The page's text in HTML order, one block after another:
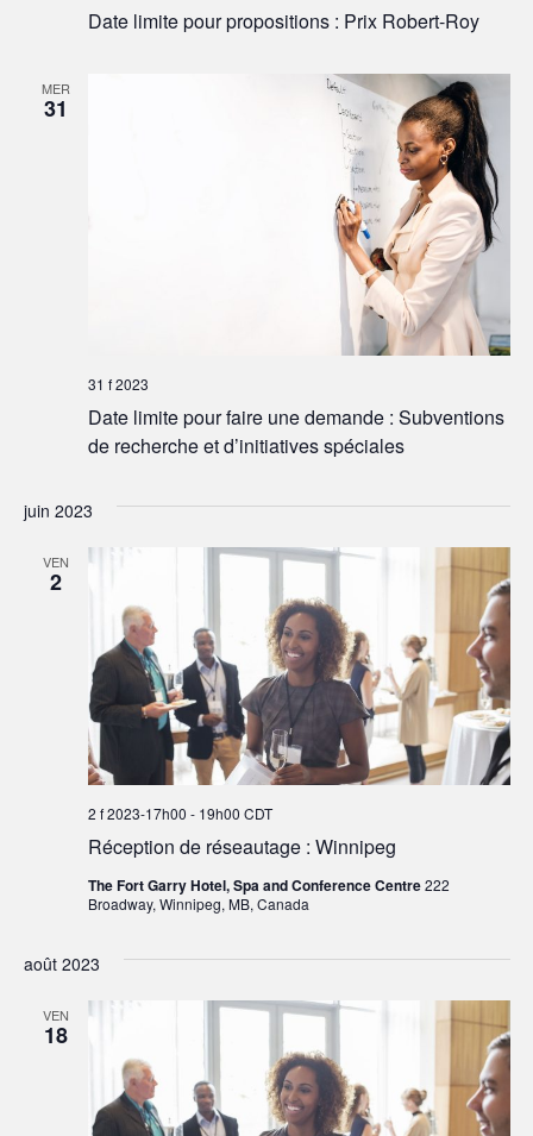
Date limite pour propositions : Prix Robert-Roy
MER
31
Date limite pour faire une demande : Subventions
de recherche et d’initiatives spéciales
31 f 2023
juin 2023
VEN
2
Réception de réseautage : Winnipeg
2 f 2023-17h00 - 19h00 CDT
The Fort Garry Hotel, Spa and Conference Centre222
Broadway, Winnipeg, MB, Canada
août 2023
VEN
18